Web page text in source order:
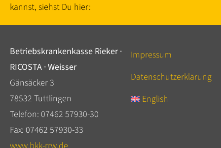
kannst, siehst Du hier:
Betriebskrankenkasse Rieker ·
RICOSTA · Weisser
Gänsäcker 3
78532 Tuttlingen
Telefon: 07462 57930-30
Fax: 07462 57930-33
Impressum
Datenschutzerklärung
English